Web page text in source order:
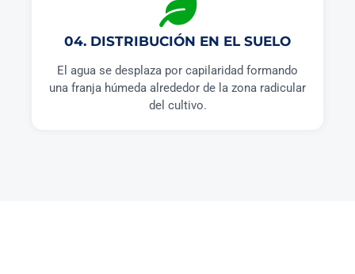
04. DISTRIBUCIÓN EN EL SUELO
El agua se desplaza por capilaridad formando
una franja húmeda alrededor de la zona radicular
del cultivo.